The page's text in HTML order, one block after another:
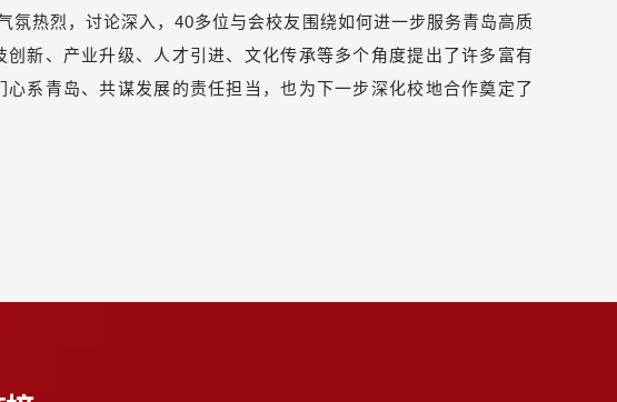
氛热烈，讨论深入，40多位与会校友围绕如何进一步服务青岛高质
新、产业升级、人才引进、文化传承等多个角度提出了许多富有
系青岛、共谋发展的责任担当，也为下一步深化校地合作奠定了